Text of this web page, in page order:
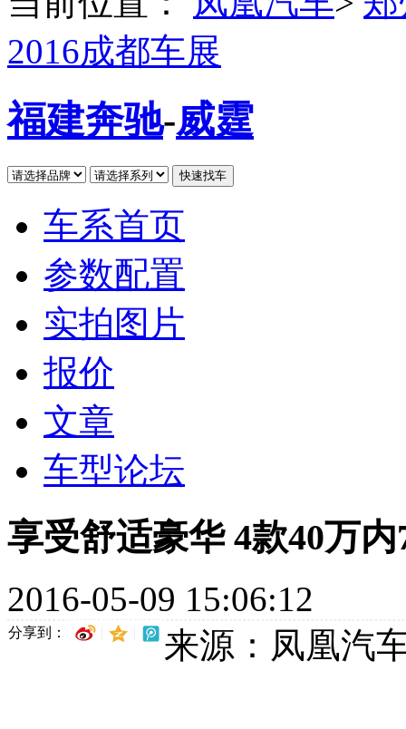
2016成都车展
福建奔驰-威霆
车系首页
参数配置
实拍图片
报价
文章
车型论坛
享受舒适豪华 4款40万
2016-05-09 15:06:12
分享到： 来源：凤凰汽